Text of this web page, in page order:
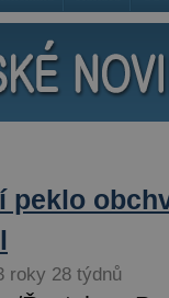
peklo
roky 28 týdnů